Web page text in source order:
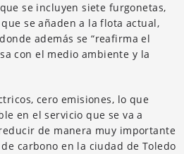
se incluyen siete furgonetas,
se añaden a la flota actual,
además se “reafirma el
con el medio ambiente y la
cero emisiones, lo que
en el servicio que se va a
de manera muy importante
carbono en la ciudad de Toledo